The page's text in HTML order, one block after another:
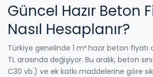
Güncel Hazır Beton
Nasıl Hesaplanır?
Türkiye genelinde 1 m³ hazır beton
TL arasında değişiyor. Bu aralık, beton
C30 vb.) ve ek katkı maddelerine göre